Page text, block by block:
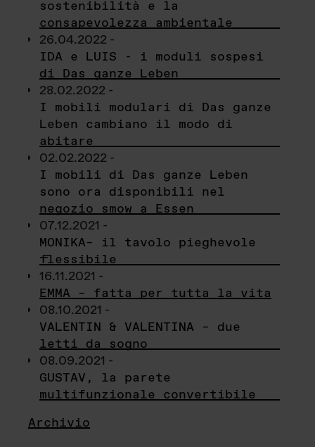
sostenibilità e la
consapevolezza ambientale
26.04.2022 -
IDA e LUIS - i moduli sospesi
di Das ganze Leben
28.02.2022 -
I mobili modulari di Das ganze
Leben cambiano il modo di
abitare
02.02.2022 -
I mobili di Das ganze Leben
sono ora disponibili nel
negozio smow a Essen
07.12.2021 -
MONIKA– il tavolo pieghevole
flessibile
16.11.2021 -
EMMA – fatta per tutta la vita
08.10.2021 -
VALENTIN & VALENTINA – due
letti da sogno
08.09.2021 -
GUSTAV, la parete
multifunzionale convertibile
Archivio